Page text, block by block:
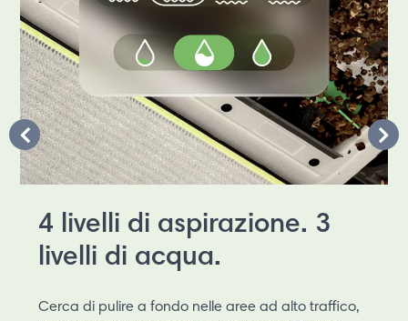
4 livelli di aspirazione. 3
livelli di acqua.
Cerca di pulire a fondo nelle aree ad alto traffico,